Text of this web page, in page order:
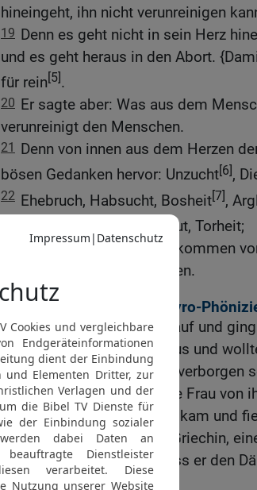
hineingeht, ihn nicht verunreinigen
19 Denn es geht nicht in sein Herz
und es geht heraus in den Abort.
für rein[5].
20 Er sagte aber: Was aus dem
verunreinigt den Menschen.
21
Denn von innen aus dem Herzen
bösen Gedanken hervor: Unzucht[6],
22 Ehebruch, Habsucht, Bosheit[7],
, Lästerung, Hochmut, Torheit;
alle diese bösen Dinge kommen
verunreinigen den Menschen.
Heilung der Tochter der Syro-
24 Von dort aber brach er auf und
Tyrus; und er trat in ein Haus und
erfuhr; und er konnte nicht verborgen
25 Aber sogleich hörte eine Frau von
einen unreinen Geist hatte, kam und
26 die Frau aber war eine Griechin,
Geburt; und sie bat ihn, dass er den
austreibe.